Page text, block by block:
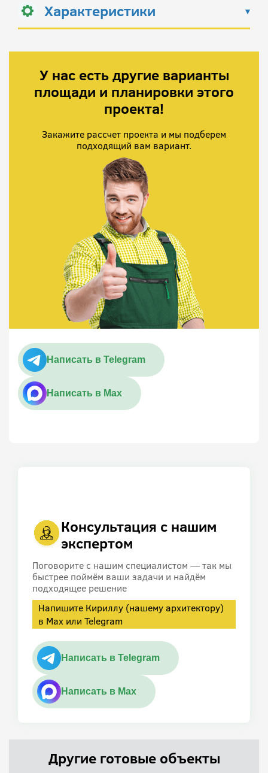
Характеристики
Консультация с нашим
экспертом
Поговорите с нашим специалистом — так мы
быстрее поймём ваши задачи и найдём
подходящее решение
Напишите Кириллу (нашему архитектору)
в Max или Telegram
Написать в Telegram
Написать в Max
У нас есть другие варианты
площади и планировки этого
проекта!
Закажите рассчет проекта и мы подберем
подходящий вам вариант.
Написать в Telegram
Написать в Max
Другие готовые объекты